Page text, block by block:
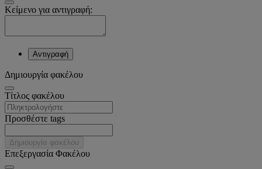
Κείμενο για αντιγραφή:
Αντιγραφή
Δημιουργία φακέλου
Tίτλος φακέλου
Προσθέστε tags
Δημιουργία φακέλου
Επεξεργασία Φακέλου